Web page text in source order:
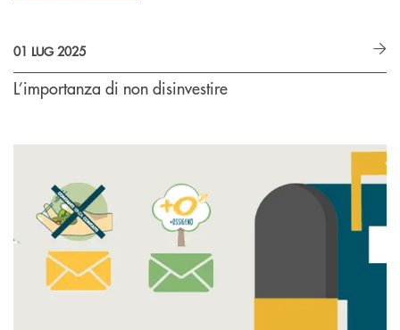
01 LUG 2025
L’importanza di non disinvestire